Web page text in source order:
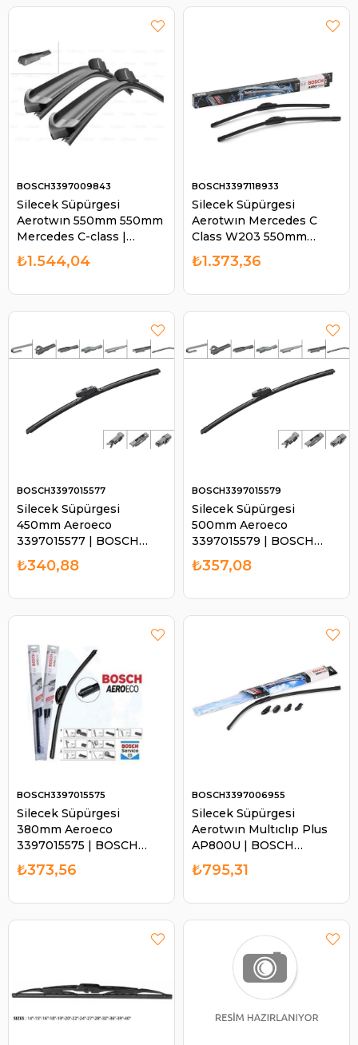
Silecek Süpürgesi
Aerotwın 550mm 550mm
Mercedes C-class |
BOSCH 3397009843
BOSCH3397009843
₺1.544,04
Silecek Süpürgesi
Aerotwın Mercedes C
Class W203 550mm
550mm | BOSCH
3397118933
BOSCH3397118933
₺1.373,36
Silecek Süpürgesi
450mm Aeroeco
3397015577 | BOSCH
3397015577
BOSCH3397015577
₺340,88
Silecek Süpürgesi
500mm Aeroeco
3397015579 | BOSCH
3397015579
BOSCH3397015579
₺357,08
Silecek Süpürgesi
380mm Aeroeco
3397015575 | BOSCH
3397015575
BOSCH3397015575
₺373,56
Silecek Süpürgesi
Aerotwın Multıclıp Plus
AP800U | BOSCH
3397006955
BOSCH3397006955
₺795,31